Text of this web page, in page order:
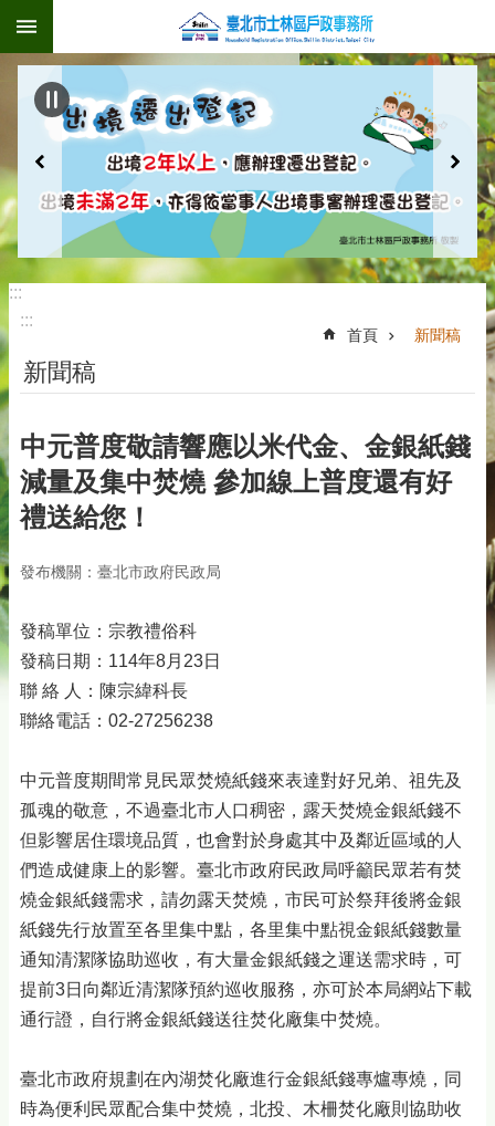
跳到主要內容區塊
:::
:::
首頁 新聞稿
新聞稿
中元普度敬請響應以米代金、金銀紙錢
減量及集中焚燒 參加線上普度還有好
禮送給您！
發布機關：臺北市政府民政局
發稿單位：宗教禮俗科
發稿日期：114年8月23日
聯 絡 人：陳宗緯科長
聯絡電話：02-27256238
中元普度期間常見民眾焚燒紙錢來表達對好兄弟、祖先及
孤魂的敬意，不過臺北市人口稠密，露天焚燒金銀紙錢不
但影響居住環境品質，也會對於身處其中及鄰近區域的人
們造成健康上的影響。臺北市政府民政局呼籲民眾若有焚
燒金銀紙錢需求，請勿露天焚燒，市民可於祭拜後將金銀
紙錢先行放置至各里集中點，各里集中點視金銀紙錢數量
通知清潔隊協助巡收，有大量金銀紙錢之運送需求時，可
提前3日向鄰近清潔隊預約巡收服務，亦可於本局網站下載
通行證，自行將金銀紙錢送往焚化廠集中焚燒。
臺北市政府規劃在內湖焚化廠進行金銀紙錢專爐專燒，同
時為便利民眾配合集中焚燒，北投、木柵焚化廠則協助收